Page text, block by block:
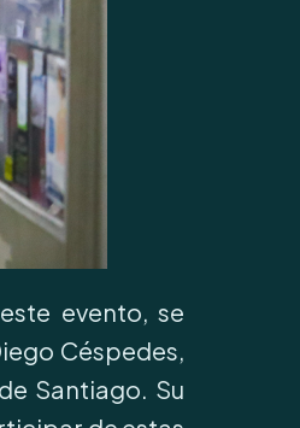
evento, se
Céspedes,
Santiago. Su